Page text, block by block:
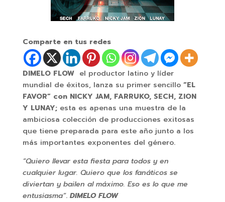
Comparte en tus redes
DIMELO FLOWel productor latino y líder
mundial de éxitos, lanza su primer sencillo “EL
FAVOR” con NICKY JAM, FARRUKO, SECH, ZION
Y LUNAY; esta es apenas una muestra de la
ambiciosa colección de producciones exitosas
que tiene preparada para este año junto a los
más importantes exponentes del género.
“Quiero llevar esta fiesta para todos y en
cualquier lugar. Quiero que los fanáticos se
diviertan y bailen al máximo. Eso es lo que me
entusiasma”.DIMELO FLOW